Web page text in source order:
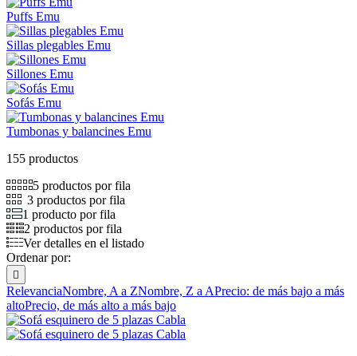
Puffs Emu
Sillas plegables Emu
Sillones Emu
Sofás Emu
Tumbonas y balancines Emu
155 productos
5 productos por fila
3 productos por fila
1 producto por fila
2 productos por fila
Ver detalles en el listado
Ordenar por:

RelevanciaNombre, A a ZNombre, Z a APrecio: de más bajo a más
altoPrecio, de más alto a más bajo